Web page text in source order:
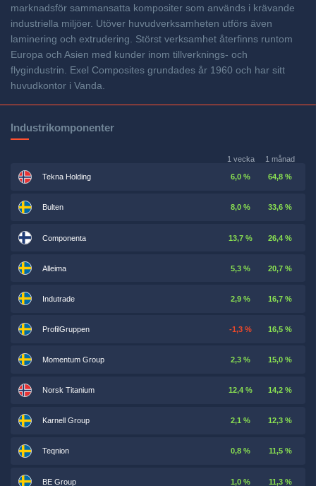
marknadsför sammansatta kompositer som används i krävande
industriella miljöer. Utöver huvudverksamheten utförs även
laminering och extrudering. Störst verksamhet återfinns runtom
Europa och Asien med kunder inom tillverknings- och
flygindustrin. Exel Composites grundades år 1960 och har sitt
huvudkontor i Vanda.
Industrikomponenter
1 vecka 1 månad
Tekna Holding 6,0 % 64,8 %
Bulten 8,0 % 33,6 %
Componenta 13,7 % 26,4 %
Alleima 5,3 % 20,7 %
Indutrade 2,9 % 16,7 %
ProfilGruppen -1,3 % 16,5 %
Momentum Group 2,3 % 15,0 %
Norsk Titanium 12,4 % 14,2 %
Karnell Group 2,1 % 12,3 %
Teqnion 0,8 % 11,5 %
BE Group 1,0 % 11,3 %